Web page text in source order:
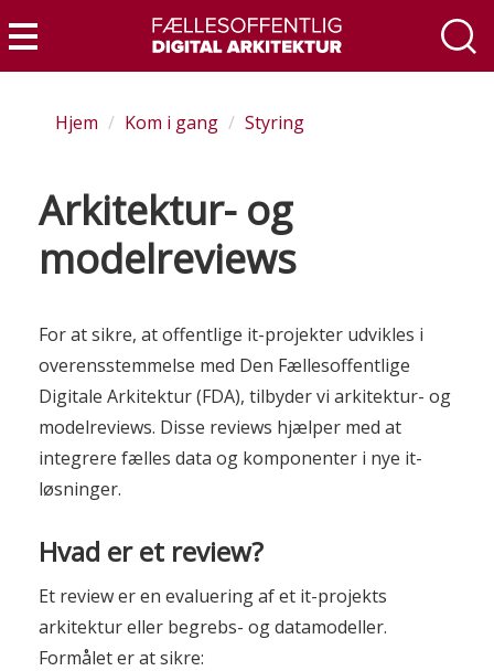
til
hovedindhold
Menu
Hjem Kom i gang Styring
Arkitektur- og
modelreviews
For at sikre, at offentlige it-projekter udvikles i
overensstemmelse med Den Fællesoffentlige
Digitale Arkitektur (FDA), tilbyder vi arkitektur- og
modelreviews. Disse reviews hjælper med at
integrere fælles data og komponenter i nye it-
løsninger.
Hvad er et review?
Et review er en evaluering af et it-projekts
arkitektur eller begrebs- og datamodeller.
Formålet er at sikre: